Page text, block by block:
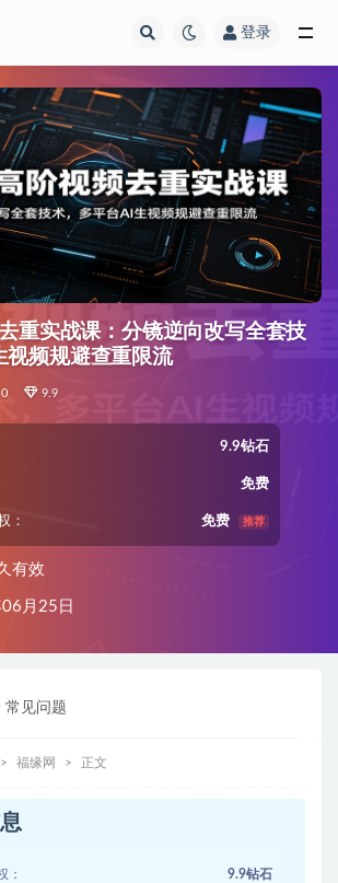
登录
重实战课：分镜逆向改写全套技
视频规避查重限流
0 9.9
9.9钻石
免费
： 免费 推荐
有效
月25日
常见问题
福缘网 正文
： 9.9钻石